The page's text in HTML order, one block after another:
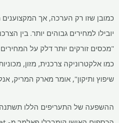
כמובן שזו רק הערכה, אך
יובילו למחירים גבוהים יותר. בין
"מכסים זורקים יותר דלק על
כמו אלקטרוניקה צרכנית, מזון,
שיפוץ ותיקון", אומר מארק המריק,
ההשפעה של התעריפים הללו תשתנה